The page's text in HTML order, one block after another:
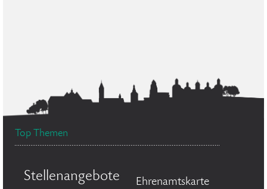
Top Themen
Stellenangebote Ehrenamtskarte